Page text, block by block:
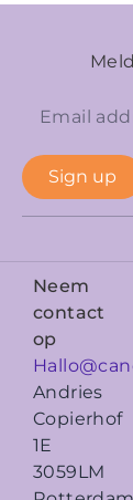
Sign up
Neem
contact
op
Andries
Copierhof
1E
3059LM